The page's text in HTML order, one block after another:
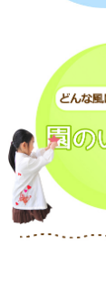
みんなで楽し